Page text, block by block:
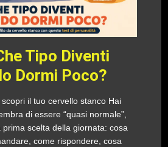
Tipo Diventi
Dormi Poco?
il tuo cervello stanco Hai
di essere “quasi normale”,
scelta della giornata: cosa
come rispondere, cosa